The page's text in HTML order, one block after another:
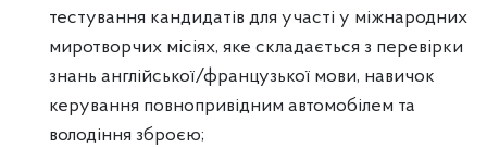
тестування кандидатів для участі у міжнародних
миротворчих місіях, яке складається з перевірки
знань англійської/французької мови, навичок
керування повнопривідним автомобілем та
володіння зброєю;